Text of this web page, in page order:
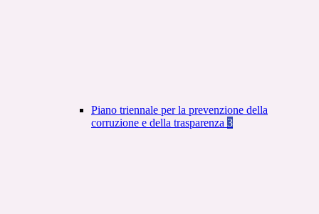
Piano triennale per la prevenzione della
corruzione e della trasparenza 3